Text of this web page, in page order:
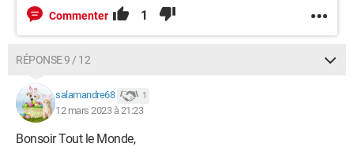
Commenter 1
RÉPONSE 9 / 12
salamandre68 1
12 mars 2023 à 21:23
Bonsoir Tout le Monde,